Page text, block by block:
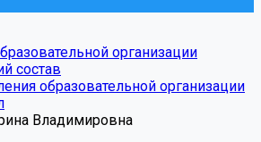
организации
состав
образовательной организации
Владимировна